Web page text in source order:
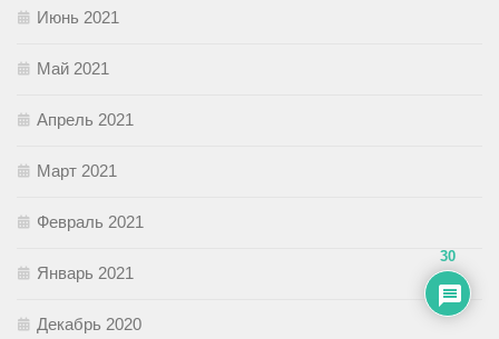
Июнь 2021
Май 2021
Апрель 2021
Март 2021
Февраль 2021
Январь 2021
Декабрь 2020
30